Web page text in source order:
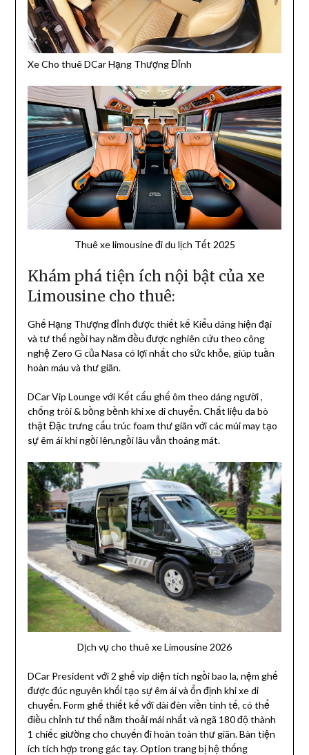
Xe Cho thuê DCar Hạng Thượng Đỉnh
Thuê xe limousine đi du lịch Tết 2025
Khám phá tiện ích nội bật của xe
Limousine cho thuê:
Ghế Hạng Thượng đỉnh được thiết kế Kiểu dáng hiện đại
và tư thế ngồi hay nằm đều được nghiên cứu theo công
nghệ Zero G của Nasa có lợi nhất cho sức khỏe, giúp tuần
hoàn máu và thư giãn.
DCar Vip Lounge với Kết cấu ghế ôm theo dáng người ,
chống trôi & bồng bềnh khi xe di chuyển. Chất liệu da bò
thật Đặc trưng cấu trúc foam thư giãn với các múi may tạo
sự êm ái khi ngồi lên,ngồi lâu vẫn thoáng mát.
Dịch vụ cho thuê xe Limousine 2026
DCar President với 2 ghế vip diện tích ngồi bao la, nệm ghế
được đúc nguyên khối tạo sự êm ái và ổn định khi xe di
chuyển. Form ghế thiết kế với dài đèn viền tinh tế, có thể
điều chỉnh tư thế nằm thoải mái nhất và ngã 180 độ thành
1 chiếc giường cho chuyến đi hoàn toàn thư giãn. Bàn tiện
ích tích hợp trong gác tay. Option trang bị hệ thống